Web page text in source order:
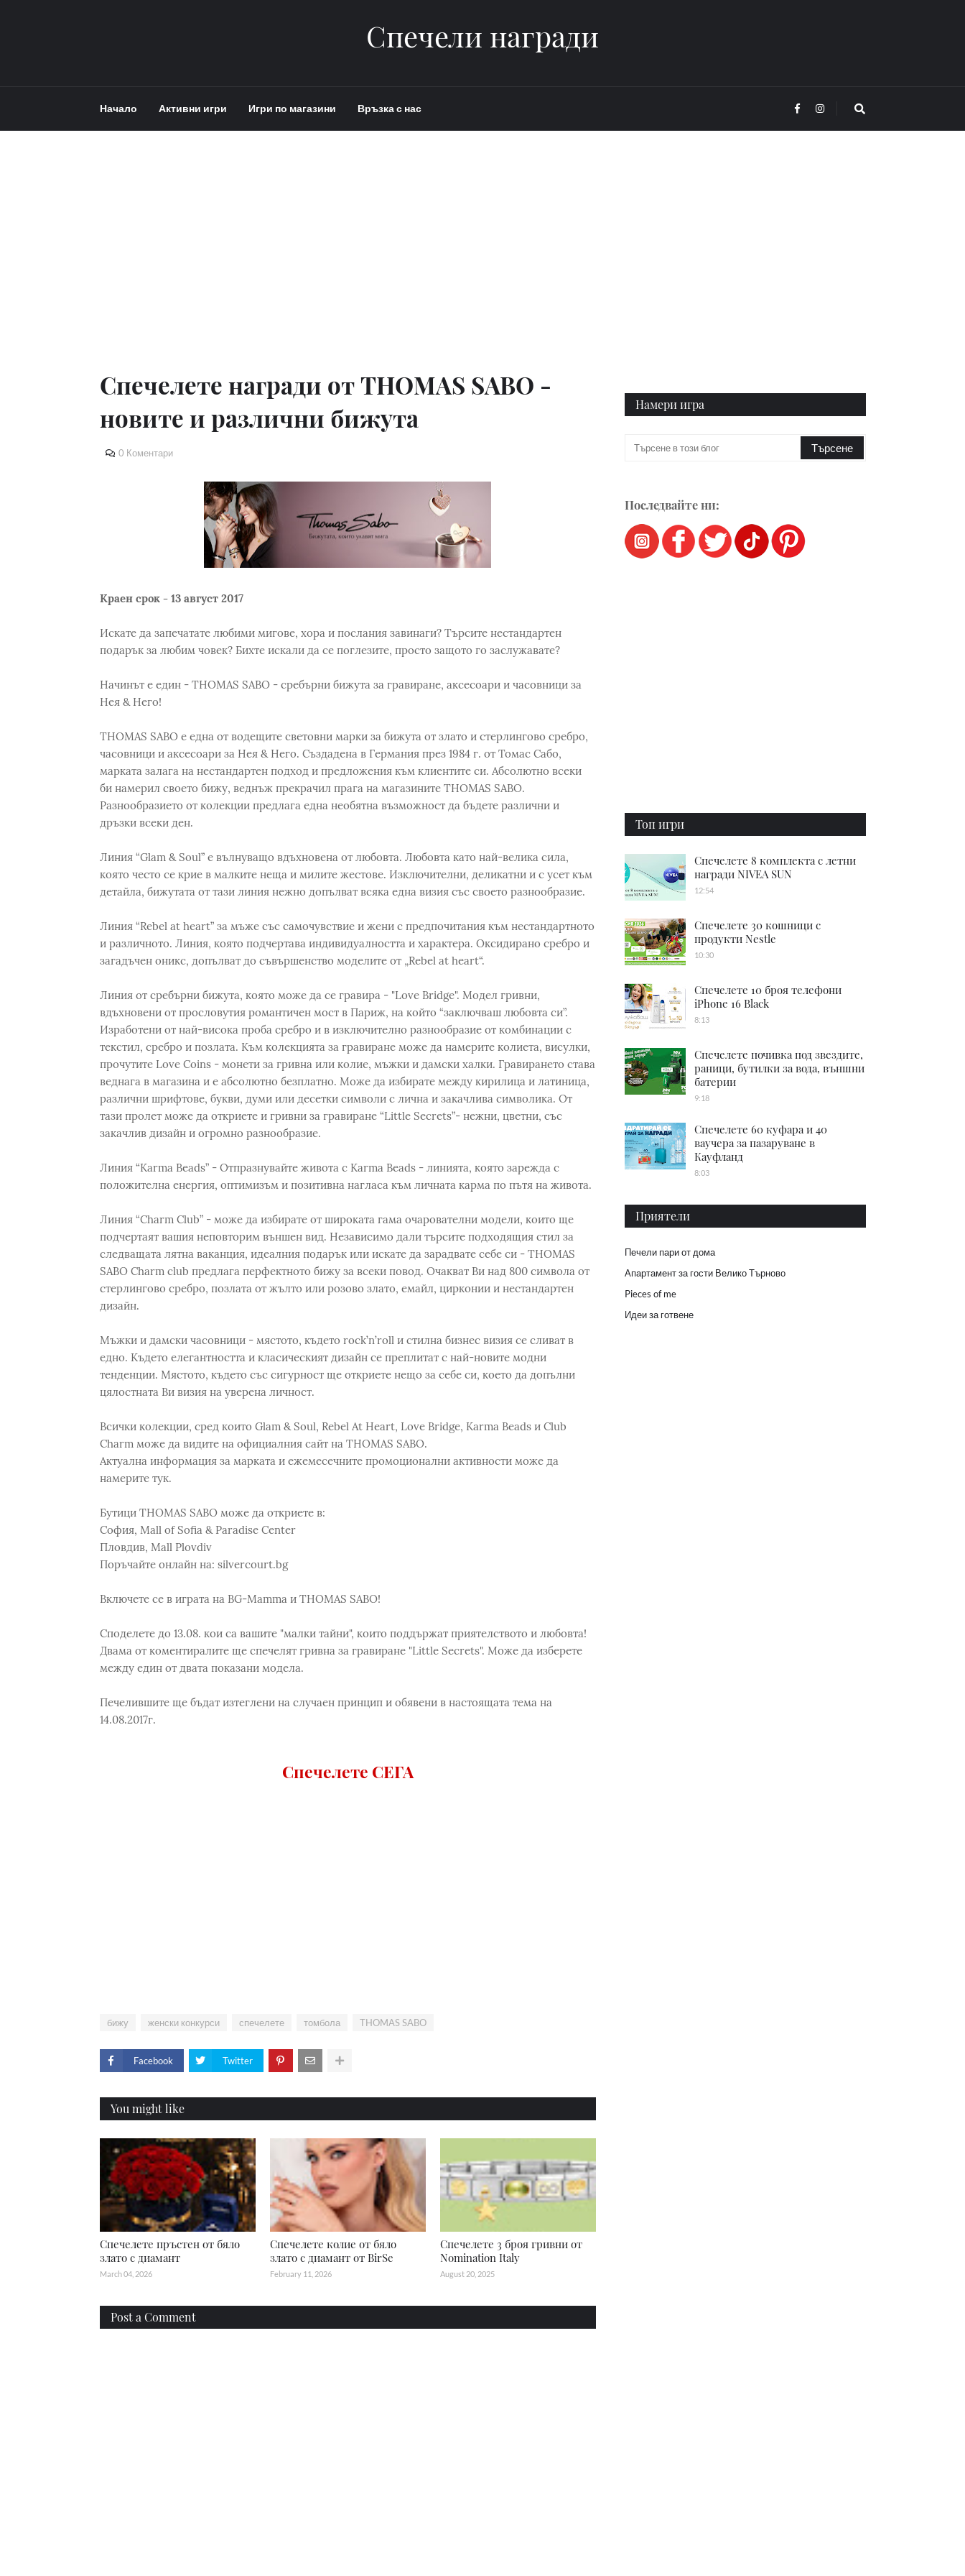
Спечели награди
Начало Активни игри Игри по магазини Връзка с нас
Спечелете награди от THOMAS SABO -
новите и различни бижута
0 Коментари
Краен срок - 13 август 2017
Искате да запечатате любими мигове, хора и послания завинаги? Търсите нестандартен
подарък за любим човек? Бихте искали да се поглезите, просто защото го заслужавате?
Начинът е един - THOMAS SABO - сребърни бижута за гравиране, аксесоари и часовници за
Нея & Него!
THOMAS SABO е една от водещите световни марки за бижута от злато и стерлингово сребро,
часовници и аксесоари за Нея & Него. Създадена в Германия през 1984 г. от Томас Сабо,
марката залага на нестандартен подход и предложения към клиентите си. Абсолютно всеки
би намерил своето бижу, веднъж прекрачил прага на магазините THOMAS SABO.
Разнообразието от колекции предлага една необятна възможност да бъдете различни и
дръзки всеки ден.
Линия “Glam & Soul” е вълнуващо вдъхновена от любовта. Любовта като най-велика сила,
която често се крие в малките неща и милите жестове. Изключителни, деликатни и с усет към
детайла, бижутата от тази линия нежно допълват всяка една визия със своето разнообразие.
Линия “Rebel at heart” за мъже със самочувствие и жени с предпочитания към нестандартното
и различното. Линия, която подчертава индивидуалността и характера. Оксидирано сребро и
загадъчен оникс, допълват до съвършенство моделите от „Rebel at heart“.
Линия от сребърни бижута, която може да се гравира - "Love Bridge". Модел гривни,
вдъхновени от прословутия романтичен мост в Париж, на който “заключваш любовта си”.
Изработени от най-висока проба сребро и в изключително разнообразие от комбинации с
текстил, сребро и позлата. Към колекцията за гравиране може да намерите колиета, висулки,
прочутите Love Coins - монети за гривна или колие, мъжки и дамски халки. Гравирането става
веднага в магазина и е абсолютно безплатно. Може да избирате между кирилица и латиница,
различни шрифтове, букви, думи или десетки символи с лична и закачлива символика. От
тази пролет може да откриете и гривни за гравиране “Little Secrets”- нежни, цветни, със
закачлив дизайн и огромно разнообразие.
Линия “Karma Beads” - Отпразнувайте живота с Karma Beads - линията, която зарежда с
положителна енергия, оптимизъм и позитивна нагласа към личната карма по пътя на живота.
Линия “Charm Club” - може да избирате от широката гама очарователни модели, които ще
подчертаят вашия неповторим външен вид. Независимо дали търсите подходящия стил за
следващата лятна ваканция, идеалния подарък или искате да зарадвате себе си - THOMAS
SABO Charm club предлага перфектното бижу за всеки повод. Очакват Ви над 800 символа от
стерлингово сребро, позлата от жълто или розово злато, емайл, цирконии и нестандартен
дизайн.
Мъжки и дамски часовници - мястото, където rock’n’roll и стилна бизнес визия се сливат в
едно. Където елегантността и класическият дизайн се преплитат с най-новите модни
тенденции. Мястото, където със сигурност ще откриете нещо за себе си, което да допълни
цялостната Ви визия на уверена личност.
Всички колекции, сред които Glam & Soul, Rebel At Heart, Love Bridge, Karma Beads и Club
Charm може да видите на официалния сайт на THOMAS SABO.
Актуална информация за марката и ежемесечните промоционални активности може да
намерите тук.
Бутици THOMAS SABO може да откриете в:
София, Mall of Sofia & Paradise Center
Пловдив, Mall Plovdiv
Поръчайте онлайн на: silvercourt.bg
Включете се в играта на BG-Mamma и THOMAS SABO!
Споделете до 13.08. кои са вашите "малки тайни", които поддържат приятелството и любовта!
Двама от коментиралите ще спечелят гривна за гравиране "Little Secrets". Може да изберете
между един от двата показани модела.
Печелившите ще бъдат изтеглени на случаен принцип и обявени в настоящата тема на
14.08.2017г.
Спечелете СЕГА
бижу женски конкурси спечелете томбола THOMAS SABO
Facebook Twitter
You might like
Спечелете пръстен от бяло
злато с диамант
March 04, 2026
Спечелете колие от бяло
злато с диамант от BirSe
February 11, 2026
Спечелете 3 броя гривни от
Nomination Italy
August 20, 2025
Post a Comment
Намери игра
Последвайте ни:
Топ игри
Спечелете 8 комплекта с летни
награди NIVEA SUN
12:54
Спечелете 30 кошници с
продукти Nestle
10:30
Спечелете 10 броя телефони
iPhone 16 Black
8:13
Спечелете почивка под звездите,
раници, бутилки за вода, външни
батерии
9:18
Спечелете 60 куфара и 40
ваучера за пазаруване в
Кауфланд
8:03
Приятели
Печели пари от дома
Апартамент за гости Велико Търново
Pieces of me
Идеи за готвене